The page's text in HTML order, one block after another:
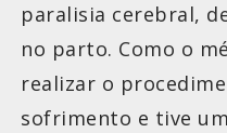
paralisia cerebral,
no parto. Como o
realizar o
sofrimento e tive